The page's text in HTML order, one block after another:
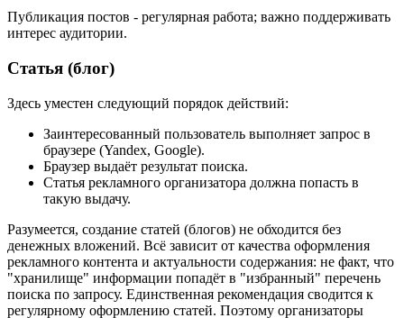
Публикация постов - регулярная работа; важно поддерживать
интерес аудитории.
Статья (блог)
Здесь уместен следующий порядок действий:
Заинтересованный пользователь выполняет запрос в
браузере (Yandex, Google).
Браузер выдаёт результат поиска.
Статья рекламного организатора должна попасть в
такую выдачу.
Разумеется, создание статей (блогов) не обходится без
денежных вложений. Всё зависит от качества оформления
рекламного контента и актуальности содержания: не факт, что
"хранилище" информации попадёт в "избранный" перечень
поиска по запросу. Единственная рекомендация сводится к
регулярному оформлению статей. Поэтому организаторы